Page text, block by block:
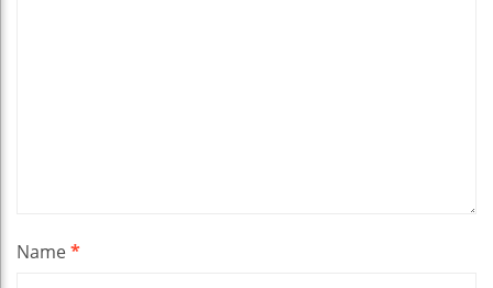
Name*